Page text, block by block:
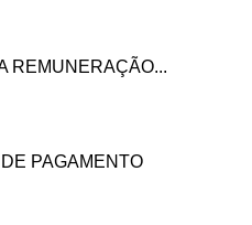
REMUNERAÇÃO...
PAGAMENTO